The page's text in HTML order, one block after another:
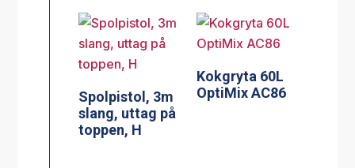
Spolpistol, 3m
slang, uttag på
toppen, H
Kokgryta 60L
OptiMix AC86